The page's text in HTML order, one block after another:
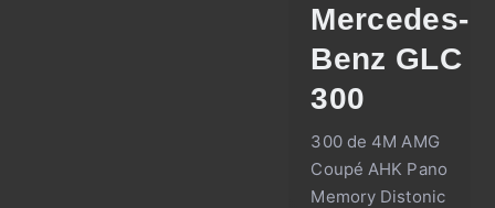
Mercedes-
Benz GLC
300
300 de 4M AMG
Coupé AHK Pano
Memory Distonic